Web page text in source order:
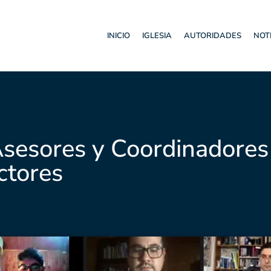
INICIO IGLESIA AUTORIDADES
y